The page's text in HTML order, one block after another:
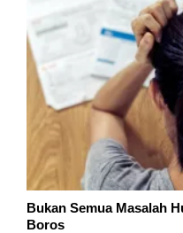
Bukan Semua Masalah
Boros